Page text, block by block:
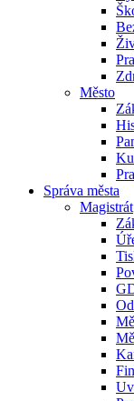
Město
Správa města
Magistrát